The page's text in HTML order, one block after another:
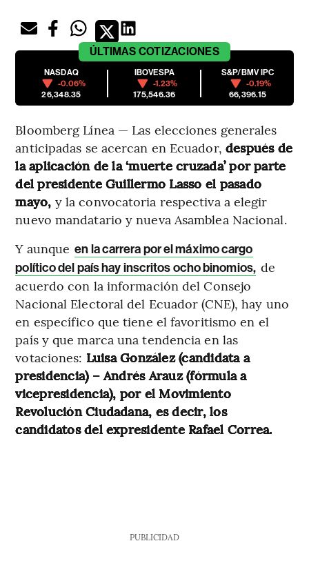
ÚLTIMAS COTIZACIONES
NASDAQ
-0.06%
26,348.35
IBOVESPA
-1.23%
175,546.36
S&P/BMV IPC
-0.19%
66,396.15
Bloomberg Línea — Las elecciones generales
anticipadas se acercan en Ecuador, después de
la aplicación de la ‘muerte cruzada’ por parte
del presidente Guillermo Lasso el pasado
mayo, y la convocatoria respectiva a elegir
nuevo mandatario y nueva Asamblea Nacional.
Y aunque en la carrera por el máximo cargo
político del país hay inscritos ocho binomios, de
acuerdo con la información del Consejo
Nacional Electoral del Ecuador (CNE), hay uno
en específico que tiene el favoritismo en el
país y que marca una tendencia en las
votaciones: Luisa González (candidata a
presidencia) – Andrés Arauz (fórmula a
vicepresidencia), por el Movimiento
Revolución Ciudadana, es decir, los
candidatos del expresidente Rafael Correa.
PUBLICIDAD